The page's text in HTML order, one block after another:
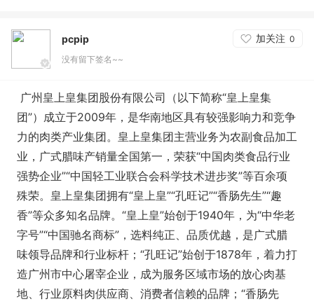
pcpip 加关注 0
没有留下签名~~
广州皇上皇集团股份有限公司（以下简称“皇上皇集
团”）成立于2009年，是华南地区具有较强影响力和竞争
力的肉类产业集团。皇上皇集团主营业务为农副食品加工
业，广式腊味产销量全国第一，荣获“中国肉类食品行业
强势企业”“中国轻工业联合会科学技术进步奖”等百余项
殊荣。皇上皇集团拥有“皇上皇”“孔旺记”“香肠先生”“趣
香”等众多知名品牌。“皇上皇”始创于1940年，为“中华老
字号”“中国驰名商标”，选料纯正、品质优越，是广式腊
味领导品牌和行业标杆；“孔旺记”始创于1878年，着力打
造广州市中心屠宰企业，成为服务区域市场的放心肉基
地、行业原料肉供应商、消费者信赖的品牌；“香肠先